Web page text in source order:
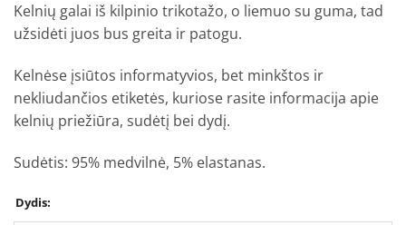
Kelnių galai iš kilpinio trikotažo, o liemuo su guma, tad
užsidėti juos bus greita ir patogu.
Kelnėse įsiūtos informatyvios, bet minkštos ir
nekliudančios etiketės, kuriose rasite informacija apie
kelnių priežiūra, sudėtį bei dydį.
Sudėtis: 95% medvilnė, 5% elastanas.
Dydis: